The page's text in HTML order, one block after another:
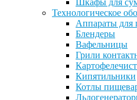
Шкафы для
Технологическое
Аппараты для
Блендеры
Вафельницы
Грили
Кипятильники
Котлы